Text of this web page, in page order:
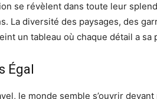
se révèlent dans toute leur
La diversité des paysages, des
un tableau où chaque détail a sa
Égal
le monde semble s’ouvrir